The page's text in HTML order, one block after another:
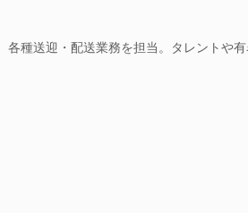
各種送迎・配送業務を担当。タレントや